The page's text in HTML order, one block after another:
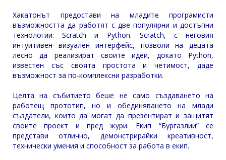
Хакатонът предостави на младите програмисти
възможността да работят с две популярни и достъпни
технологии: Scratch и Python. Scratch, с неговия
интуитивен визуален интерфейс, позволи на децата
лесно да реализират своите идеи, докато Python,
известен със своята простота и четимост, даде
възможност за по-комплексни разработки.
Целта на събитието беше не само създаването на
работещ прототип, но и обединяването на млади
създатели, които да могат да презентират и защитят
своите проект и пред жури. Екип “Бургазлии” се
представи отлично, демонстрирайки креативност,
технически умения и способност за работа в екип.